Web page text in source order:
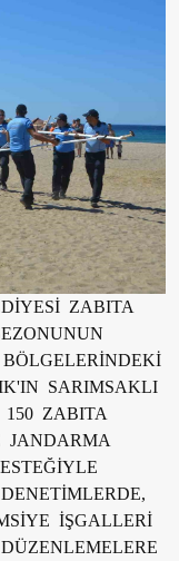
ZABITA
SARIMSAKLI
ZABITA
JANDARMA
İŞGALLERİ